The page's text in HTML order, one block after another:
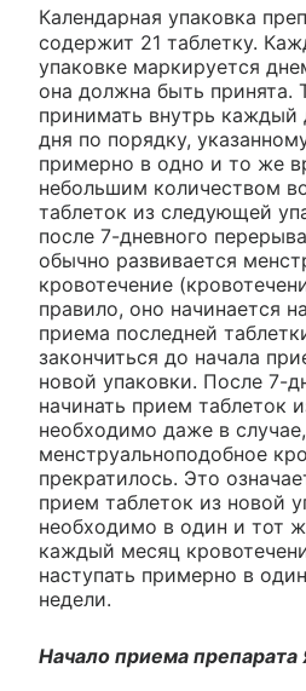
Календарная упаковка
содержит 21 таблетку.
упаковке маркируется
она должна быть принята.
принимать внутрь каждый
дня по порядку,
примерно в одно и то же
небольшим количеством
таблеток из следующей
после 7-дневного
обычно развивается
кровотечение
правило, оно начинается
приема последней
закончиться до начала
новой упаковки. После 7-
начинать прием таблеток
необходимо даже в
менструальноподобное
прекратилось. Это
прием таблеток из новой
необходимо в один и тот
каждый месяц
наступать примерно в
недели.
Начало приема препарата